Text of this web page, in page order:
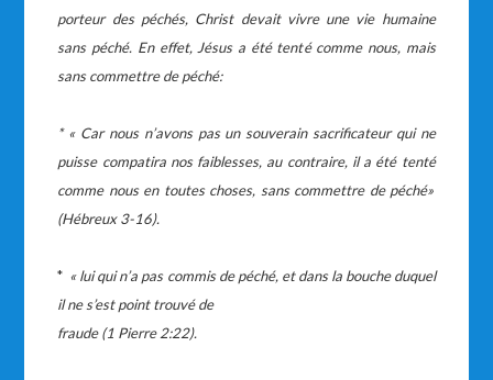
porteur des péchés, Christ devait vivre une vie humaine
sans péché. En effet, Jésus a ététentécomme nous, mais
sans commettre de péché:
* «Car nous n’avons pas un souverain sacrificateur qui ne
puisse compatira nos faiblesses, au contraire, il a ététenté
comme nous en toutes choses, sans commettre de péché»
(Hébreux 3-16).
* «lui qui n’a pas commis de péché, et dans la bouche duquel
il ne s’est point trouvéde
fraude (1 Pierre 2:22).